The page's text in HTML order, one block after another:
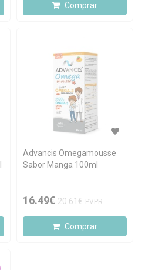
Comprar
Advancis Omegamousse
Sabor Manga 100ml
16.49€ 20.61€ PVPR
Comprar